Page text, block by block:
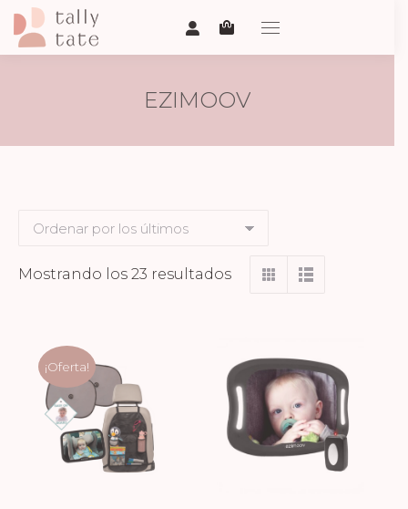
EZIMOOV
Mostrando los 23 resultadosOrdenado
¡Oferta!